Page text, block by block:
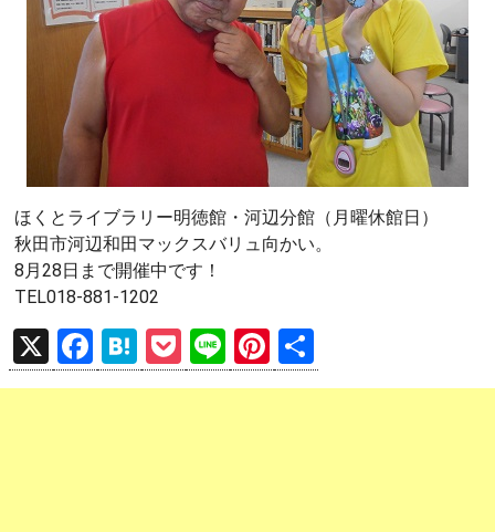
ほくとライブラリー明徳館・河辺分館（月曜休館日）
秋田市河辺和田マックスバリュ向かい。
8月28日まで開催中です！
TEL018-881-1202
X
F
a
H
at
P
o
Li
n
Pi
nt 有